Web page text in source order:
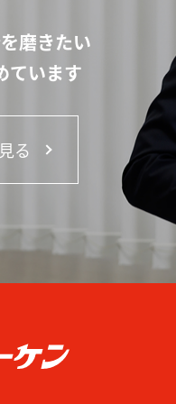
磨きたい
ています
る